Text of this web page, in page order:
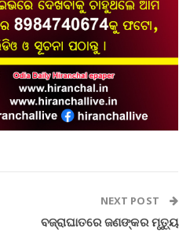
NEXT POST
ବଜ୍ରାଘାତରେ ଜଣଙ୍କର ମୃତ୍ୟୁ